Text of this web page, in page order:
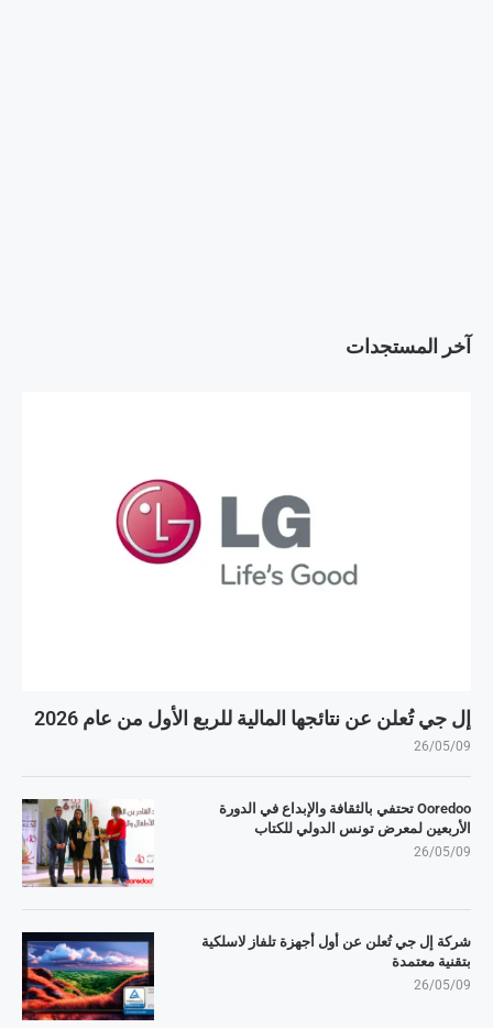
آخر المستجدات
إل جي تُعلن عن نتائجها المالية للربع الأول من عام 2026
26/05/09
Ooredoo تحتفي بالثقافة والإبداع في الدورة
الأربعين لمعرض تونس الدولي للكتاب
26/05/09
شركة إل جي تُعلن عن أول أجهزة تلفاز لاسلكية
بتقنية معتمدة
26/05/09